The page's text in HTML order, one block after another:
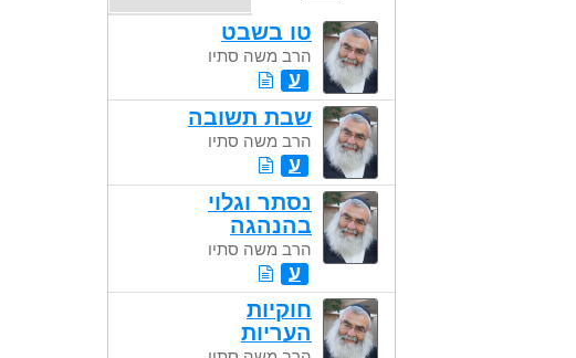
טו בשבט
הרב משה סתיו
ע
שבת תשובה
הרב משה סתיו
ע
נסתר וגלוי
בהנהגה
הרב משה סתיו
ע
חוקיות
העריות